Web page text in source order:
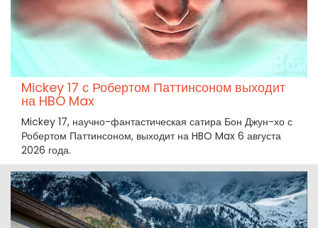
Mickey 17 с Робертом Паттинсоном выходит
на HBO Max
Mickey 17, научно-фантастическая сатира Бон Джун-хо с
Робертом Паттинсоном, выходит на HBO Max 6 августа
2026 года.